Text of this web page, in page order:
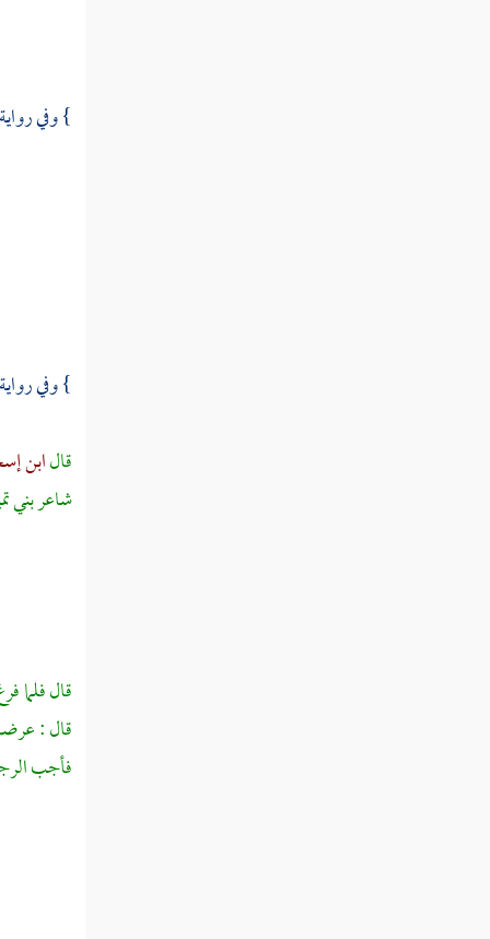
} وفي رواية
} وفي رواية
قالابن
شاعربني
قال فلما
قال :
فأجب